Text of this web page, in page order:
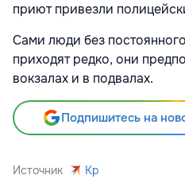
приют привезли
Сами люди без
приходят редко, они
вокзалах и в подвалах.
Подпишитесь на
Источник Kp